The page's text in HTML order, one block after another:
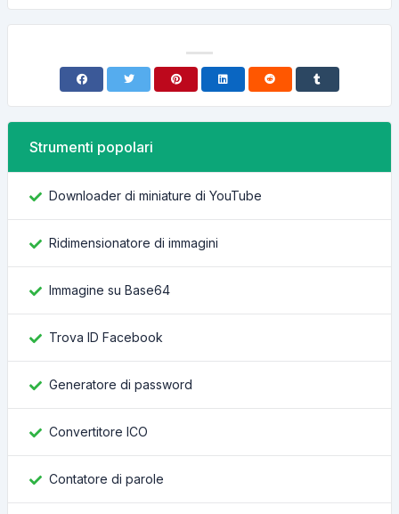
Strumenti popolari
Downloader di miniature di YouTube
Ridimensionatore di immagini
Immagine su Base64
Trova ID Facebook
Generatore di password
Convertitore ICO
Contatore di parole